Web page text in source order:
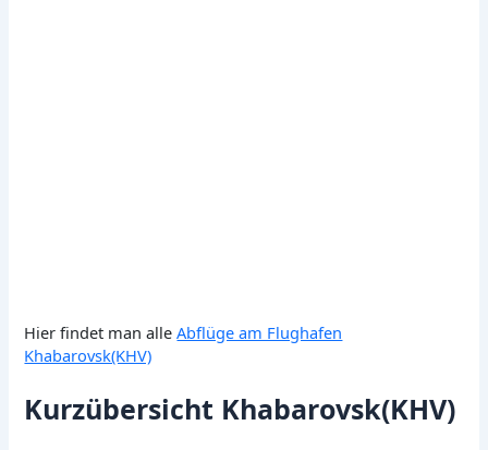
Hier findet man alleAbflüge am Flughafen
Khabarovsk(KHV)
Kurzübersicht Khabarovsk(KHV)